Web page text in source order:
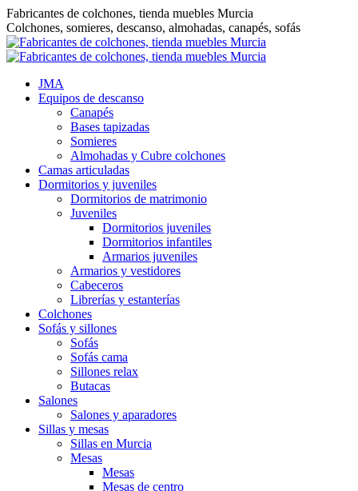
Saltar
al
contenido
Fabricantes de colchones, tienda muebles Murcia
Colchones, somieres, descanso, almohadas, canapés, sofás
JMA
Equipos de descanso
Canapés
Bases tapizadas
Somieres
Almohadas y Cubre colchones
Camas articuladas
Dormitorios y juveniles
Dormitorios de matrimonio
Juveniles
Dormitorios juveniles
Dormitorios infantiles
Armarios juveniles
Armarios y vestidores
Cabeceros
Librerías y estanterías
Colchones
Sofás y sillones
Sofás
Sofás cama
Sillones relax
Butacas
Salones
Salones y aparadores
Sillas y mesas
Sillas en Murcia
Mesas
Mesas
Mesas de centro